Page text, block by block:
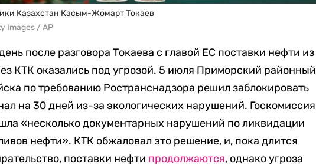
Казахстан Касым-Жомарт Токаев
Images / AP
после разговора Токаева с главой ЕС поставки нефти из
КТК оказались под угрозой. 5 июля Приморский районный
по требованию Ространснадзора решил заблокировать
на 30 дней из-за экологических нарушений. Госкомиссия
«несколько документарных нарушений по ликвидации
нефти». КТК обжаловал это решение, и, пока длится
поставки нефти продолжаются, однако угроза